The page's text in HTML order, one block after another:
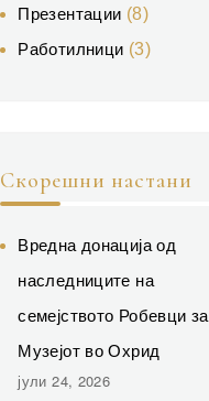
Презентации (8)
Работилници (3)
Скорешни настани
Вредна донација од
наследниците на
семејството Робевци за
Музејот во Охрид
јули 24, 2026